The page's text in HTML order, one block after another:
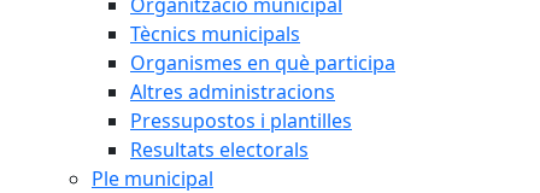
Tècnics municipals
Organismes en què participa
Altres administracions
Pressupostos i plantilles
Resultats electorals
Ple municipal